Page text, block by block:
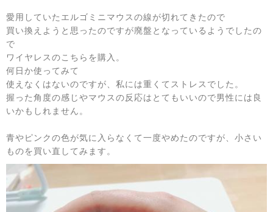
愛用していたエルゴミニマウスの線が切れてきたので
買い換えようと思ったのですが廃盤となっているようでしたの
で
ワイヤレスのこちらを購入。
何日か使ってみて
使えなくはないのですが、私には重くてストレスでした。
握った角度の感じやマウスの反応はとてもいいので男性には良
いかもしれません。
青やピンクの色が気に入らなくて一度やめたのですが、小さい
ものを買い直してみます。